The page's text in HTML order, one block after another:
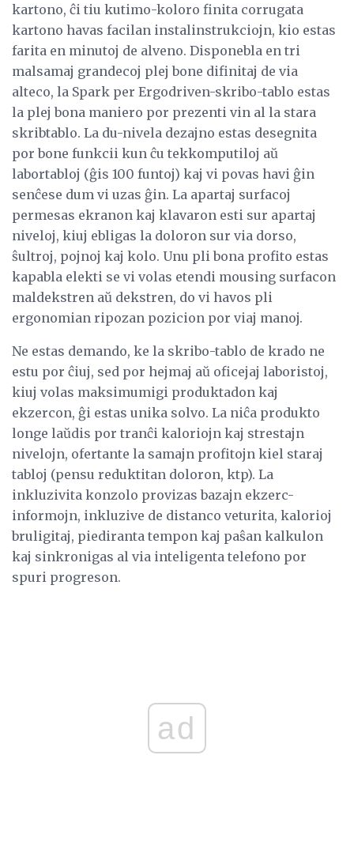
kartono, ĉi tiu kutimo-koloro finita corrugata
kartono havas facilan instalinstrukciojn, kio estas
farita en minutoj de alveno. Disponebla en tri
malsamaj grandecoj plej bone difinitaj de via
alteco, la Spark per Ergodriven-skribo-tablo estas
la plej bona maniero por prezenti vin al la stara
skribtablo. La du-nivela dezajno estas desegnita
por bone funkcii kun ĉu tekkomputiloj aŭ
labortabloj (ĝis 100 funtoj) kaj vi povas havi ĝin
senĉese dum vi uzas ĝin. La apartaj surfacoj
permesas ekranon kaj klavaron esti sur apartaj
niveloj, kiuj ebligas la doloron sur via dorso,
ŝultroj, pojnoj kaj kolo. Unu pli bona profito estas
kapabla elekti se vi volas etendi mousing surfacon
maldekstren aŭ dekstren, do vi havos pli
ergonomian ripozan pozicion por viaj manoj.
Ne estas demando, ke la skribo-tablo de krado ne
estu por ĉiuj, sed por hejmaj aŭ oficejaj laboristoj,
kiuj volas maksimumigi produktadon kaj
ekzercon, ĝi estas unika solvo. La niĉa produkto
longe laŭdis por tranĉi kaloriojn kaj strestajn
nivelojn, ofertante la samajn profitojn kiel staraj
tabloj (pensu reduktitan doloron, ktp). La
inkluzivita konzolo provizas bazajn ekzerc-
informojn, inkluzive de distanco veturita, kalorioj
bruligitaj, piediranta tempon kaj paŝan kalkulon
kaj sinkronigas al via inteligenta telefono por
spuri progreson.
ad